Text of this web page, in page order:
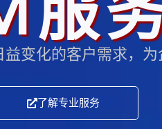
变化的客户需求，为
了解专业服务